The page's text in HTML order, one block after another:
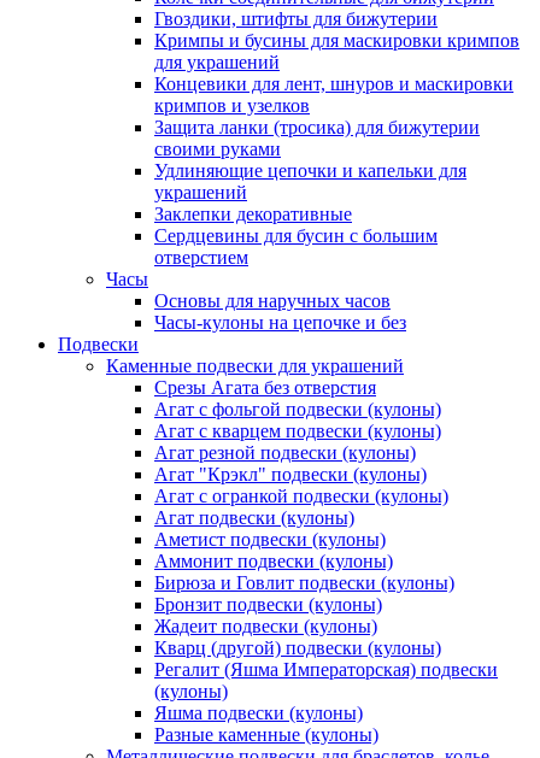
Гвоздики, штифты для бижутерии
Кримпы и бусины для маскировки кримпов
для украшений
Концевики для лент, шнуров и маскировки
кримпов и узелков
Защита ланки (тросика) для бижутерии
своими руками
Удлиняющие цепочки и капельки для
украшений
Заклепки декоративные
Сердцевины для бусин с большим
отверстием
Часы
Основы для наручных часов
Часы-кулоны на цепочке и без
Подвески
Каменные подвески для украшений
Срезы Агата без отверстия
Агат с фольгой подвески (кулоны)
Агат с кварцем подвески (кулоны)
Агат резной подвески (кулоны)
Агат "Крэкл" подвески (кулоны)
Агат с огранкой подвески (кулоны)
Агат подвески (кулоны)
Аметист подвески (кулоны)
Аммонит подвески (кулоны)
Бирюза и Говлит подвески (кулоны)
Бронзит подвески (кулоны)
Жадеит подвески (кулоны)
Кварц (другой) подвески (кулоны)
Регалит (Яшма Императорская) подвески
(кулоны)
Яшма подвески (кулоны)
Разные каменные (кулоны)